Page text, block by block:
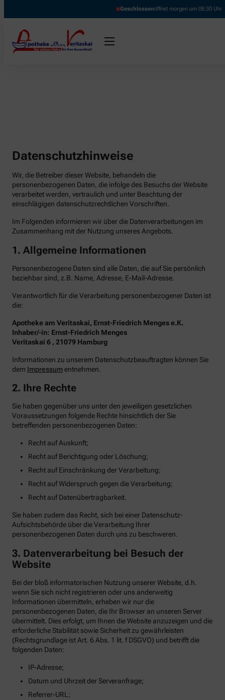
Geschlossenöffnet morgen um 08:30 Uhr
Datenschutzhinweise
Wir, die Betreiber dieser Website, behandeln die
personenbezogenen Daten, die infolge des Besuchs der Website
verarbeitet werden, vertraulich und unter Beachtung der
einschlägigen datenschutzrechtlichen Vorschriften.
Im Folgenden informieren wir über die Datenverarbeitungen im
Zusammenhang mit der Nutzung unseres Angebots.
1. Allgemeine Informationen
Personenbezogene Daten sind alle Daten, die auf Sie persönlich
beziehbar sind, z.B. Name, Adresse, E-Mail-Adresse.
Verantwortlich für die Verarbeitung personenbezogener Daten ist
die:
Apotheke am Veritaskai, Ernst-Friedrich Menges e.K.
Inhaber/-in: Ernst-Friedrich Menges
Veritaskai 6 , 21079 Hamburg
Informationen zu unserem Datenschutzbeauftragten können Sie
dem Impressum entnehmen.
2. Ihre Rechte
Sie haben gegenüber uns unter den jeweiligen gesetzlichen
Voraussetzungen folgende Rechte hinsichtlich der Sie
betreffenden personenbezogenen Daten:
Recht auf Auskunft;
Recht auf Berichtigung oder Löschung;
Recht auf Einschränkung der Verarbeitung;
Recht auf Widerspruch gegen die Verarbeitung;
Recht auf Datenübertragbarkeit.
Sie haben zudem das Recht, sich bei einer Datenschutz-
Aufsichtsbehörde über die Verarbeitung Ihrer
personenbezogenen Daten durch uns zu beschweren.
3. Datenverarbeitung bei Besuch der
Website
Bei der bloß informatorischen Nutzung unserer Website, d.h.
wenn Sie sich nicht registrieren oder uns anderweitig
Informationen übermitteln, erheben wir nur die
personenbezogenen Daten, die Ihr Browser an unseren Server
übermittelt. Dies erfolgt, um Ihnen die Website anzuzeigen und die
erforderliche Stabilität sowie Sicherheit zu gewährleisten
(Rechtsgrundlage ist Art. 6 Abs. 1 lit. f DSGVO) und betrifft die
folgenden Daten:
IP-Adresse;
Datum und Uhrzeit der Serveranfrage;
Referrer-URL;